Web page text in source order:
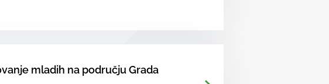
mladih na području Grada